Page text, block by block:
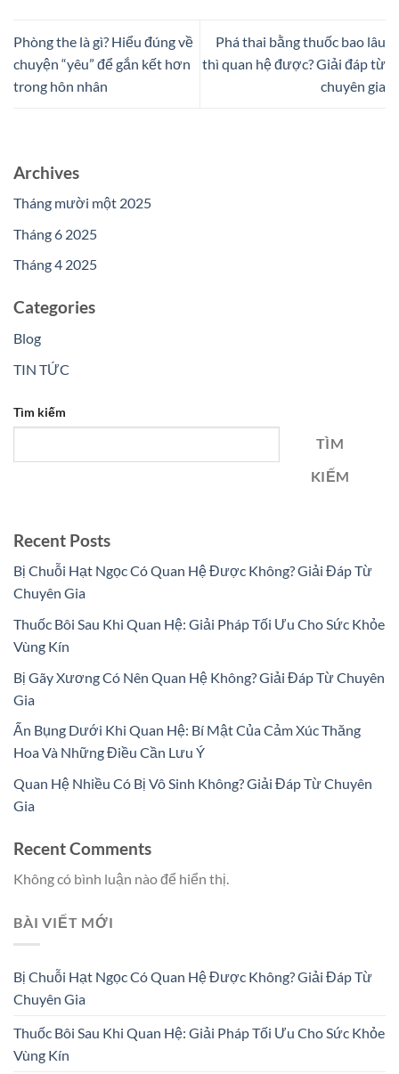
Phòng the là gì? Hiểu đúng về
chuyện “yêu” để gắn kết hơn
trong hôn nhân
Phá thai bằng thuốc bao lâu
thì quan hệ được? Giải đáp từ
chuyên gia
Archives
Tháng mười một 2025
Tháng 6 2025
Tháng 4 2025
Categories
Blog
TIN TỨC
Tìm kiếm
TÌM
KIẾM
Recent Posts
Bị Chuỗi Hạt Ngọc Có Quan Hệ Được Không? Giải Đáp Từ
Chuyên Gia
Thuốc Bôi Sau Khi Quan Hệ: Giải Pháp Tối Ưu Cho Sức Khỏe
Vùng Kín
Bị Gãy Xương Có Nên Quan Hệ Không? Giải Đáp Từ Chuyên
Gia
Ấn Bụng Dưới Khi Quan Hệ: Bí Mật Của Cảm Xúc Thăng
Hoa Và Những Điều Cần Lưu Ý
Quan Hệ Nhiều Có Bị Vô Sinh Không? Giải Đáp Từ Chuyên
Gia
Recent Comments
Không có bình luận nào để hiển thị.
BÀI VIẾT MỚI
Bị Chuỗi Hạt Ngọc Có Quan Hệ Được Không? Giải Đáp Từ
Chuyên Gia
Thuốc Bôi Sau Khi Quan Hệ: Giải Pháp Tối Ưu Cho Sức Khỏe
Vùng Kín